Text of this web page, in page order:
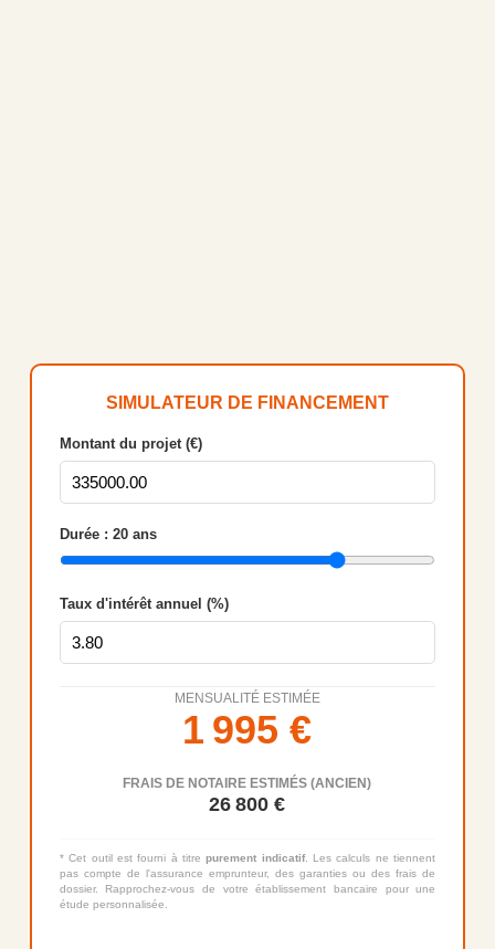
SIMULATEUR DE FINANCEMENT
Montant du projet (€)
Durée : 20ans
Taux d'intérêt annuel (%)
MENSUALITÉ ESTIMÉE
1 995 €
FRAIS DE NOTAIRE ESTIMÉS (ANCIEN)
26 800 €
* Cet outil est fourni à titrepurement indicatif. Les calculs ne tiennent
pas compte de l'assurance emprunteur, des garanties ou des frais de
dossier. Rapprochez-vous de votre établissement bancaire pour une
étude personnalisée.